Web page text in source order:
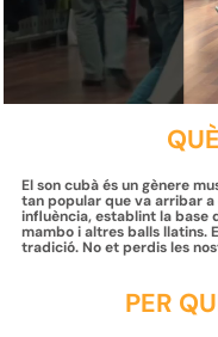
El son cubà és un gènere
tan popular que va arribar
influència, establint la base
mambo i altres balls llatins.
tradició. No et perdis les
PER